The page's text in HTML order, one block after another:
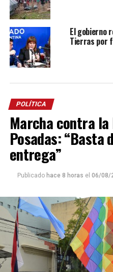
El gobierno
Tierras por
POLÍTICA
Marcha contra la
Posadas: “Basta
entrega”
Publicado hace 8 horas el 06/08/